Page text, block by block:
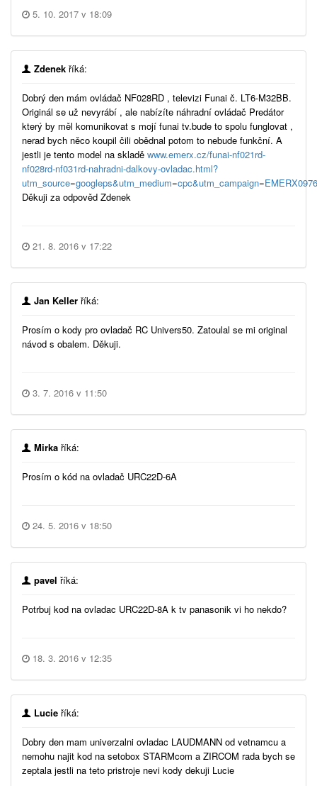
5. 10. 2017 v 18:09
Zdenek říká:
Dobrý den mám ovládač NF028RD , televizi Funai č. LT6-M32BB.
Originál se už nevyrábí , ale nabízíte náhradní ovládač Predátor
který by měl komunikovat s mojí funai tv.bude to spolu funglovat ,
nerad bych něco koupil čili obědnal potom to nebude funkční. A
jestli je tento model na skladě www.emerx.cz/funai-nf021rd-
nf028rd-nf031rd-nahradni-dalkovy-ovladac.html?
Děkuji za odpověd Zdenek
21. 8. 2016 v 17:22
Jan Keller říká:
Prosím o kody pro ovladač RC Univers50. Zatoulal se mi original
návod s obalem. Děkuji.
3. 7. 2016 v 11:50
Mirka říká:
Prosím o kód na ovladač URC22D-6A
24. 5. 2016 v 18:50
pavel říká:
Potrbuj kod na ovladac URC22D-8A k tv panasonik vi ho nekdo?
18. 3. 2016 v 12:35
Lucie říká:
Dobry den mam univerzalni ovladac LAUDMANN od vetnamcu a
nemohu najit kod na setobox STARMcom a ZIRCOM rada bych se
zeptala jestli na teto pristroje nevi kody dekuji Lucie